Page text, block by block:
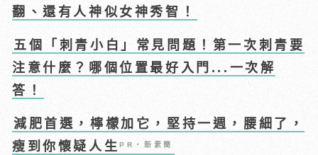
翻、還有人神似女神秀智！
五個「刺青小白」常見問題！第一次刺青要
注意什麼？哪個位置最好入門...一次解
答！
減肥首選，檸檬加它，堅持一週，腰細了，
瘦到你懷疑人生PR・新素簡